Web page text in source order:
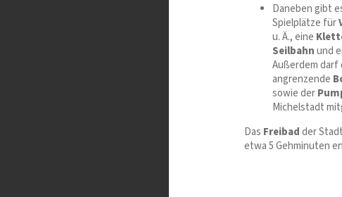
Daneben gibt
Spielplätze für
u. Ä., eine
Seilbahnund
Außerdem darf
angrenzende
sowie der
Michelstadt
Das Freibadder
etwa 5 Gehminuten